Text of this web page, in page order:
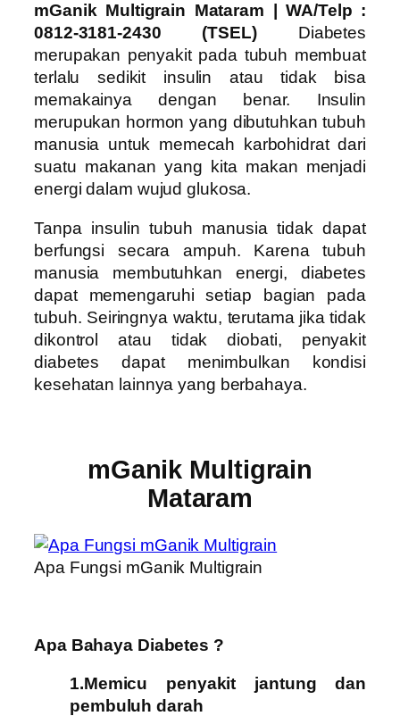
mGanik Multigrain Mataram | WA/Telp :
0812-3181-2430 (TSEL)
Diabetes
merupakan penyakit pada tubuh membuat
terlalu sedikit insulin atau tidak bisa
memakainya dengan benar. Insulin
merupukan hormon yang dibutuhkan tubuh
manusia untuk memecah karbohidrat dari
suatu makanan yang kita makan menjadi
energi dalam wujud glukosa.
Tanpa insulin tubuh manusia tidak dapat
berfungsi secara ampuh. Karena tubuh
manusia membutuhkan energi, diabetes
dapat memengaruhi setiap bagian pada
tubuh. Seiringnya waktu, terutama jika tidak
dikontrol atau tidak diobati, penyakit
diabetes dapat menimbulkan kondisi
kesehatan lainnya yang berbahaya.
mGanik Multigrain
Mataram
Apa Fungsi mGanik Multigrain
Apa Bahaya Diabetes ?
1.Memicu penyakit jantung dan
pembuluh darah